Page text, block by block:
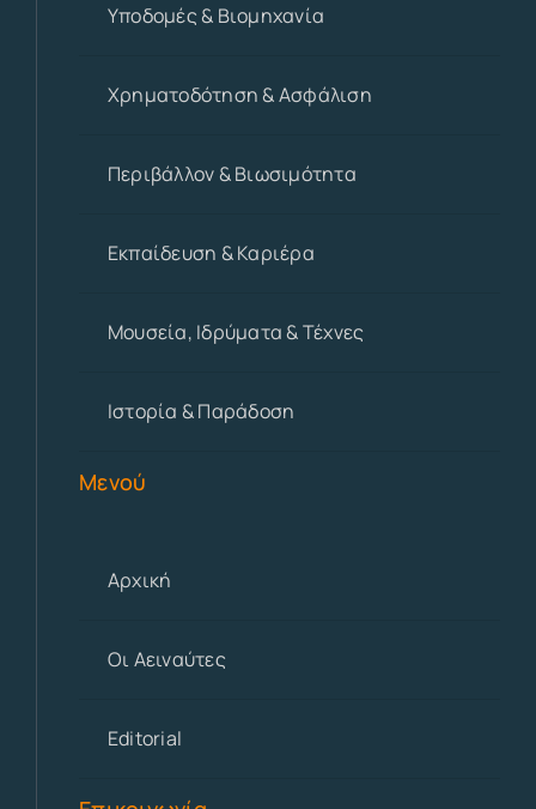
Υποδομές & Βιομηχανία
Χρηματοδότηση & Ασφάλιση
Περιβάλλον & Βιωσιμότητα
Εκπαίδευση & Καριέρα
Μουσεία, Ιδρύματα & Τέχνες
Ιστορία & Παράδοση
Μενού
Αρχική
Οι Αειναύτες
Editorial